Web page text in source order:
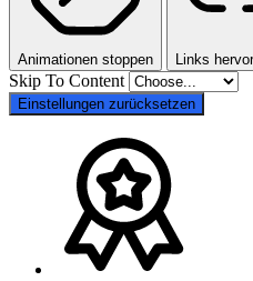
Animationen stoppen Links
Skip To Content
Einstellungen zurücksetzen